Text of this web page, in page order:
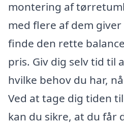
montering af
med flere af dem
finde den rette
pris. Giv dig selv tid til
hvilke behov du har,
Ved at tage dig tiden
kan du sikre, at du får